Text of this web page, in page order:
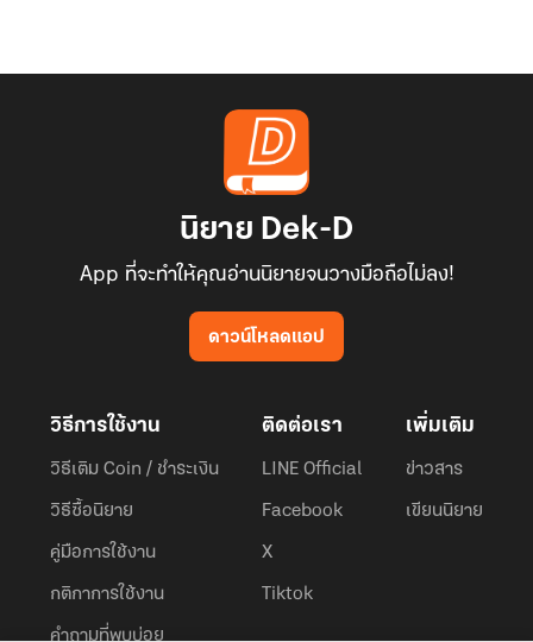
นิยาย Dek-D
App ที่จะทำให้คุณอ่านนิยายจนวางมือถือไม่ลง!
ดาวน์โหลดแอป
วิธีการใช้งาน
วิธีเติม Coin / ชำระเงิน
วิธีซื้อนิยาย
คู่มือการใช้งาน
กติกาการใช้งาน
คำถามที่พบบ่อย
ติดต่อเรา
LINE Official
Facebook
X
Tiktok
เพิ่มเติม
ข่าวสาร
เขียนนิยาย